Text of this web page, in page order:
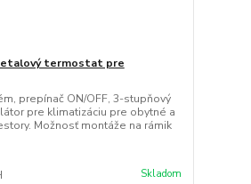
termostat pre
prepínač ON/OFF, 3-stupňový
pre klimatizáciu pre obytné a
Možnosť montáže na rámik
Skladom